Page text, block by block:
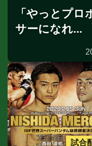
「やっとプロ
サーになれ...
試合